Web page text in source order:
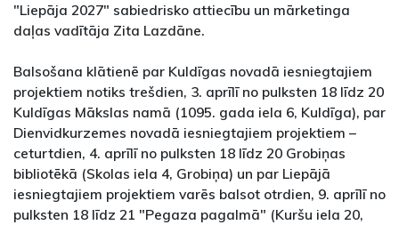
"Liepāja 2027" sabiedrisko attiecību un mārketinga
daļas vadītāja Zita Lazdāne.
Balsošana klātienē par Kuldīgas novadā iesniegtajiem
projektiem notiks trešdien, 3. aprīlī no pulksten 18 līdz 20
Kuldīgas Mākslas namā (1095. gada iela 6, Kuldīga), par
Dienvidkurzemes novadā iesniegtajiem projektiem –
ceturtdien, 4. aprīlī no pulksten 18 līdz 20 Grobiņas
bibliotēkā (Skolas iela 4, Grobiņa) un par Liepājā
iesniegtajiem projektiem varēs balsot otrdien, 9. aprīlī no
pulksten 18 līdz 21 "Pegaza pagalmā" (Kuršu iela 20,